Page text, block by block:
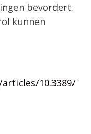
bevordert.
kunnen
10.3389/